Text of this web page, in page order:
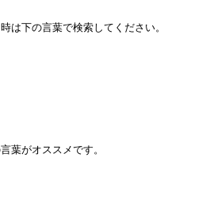
は下の言葉で検索してください。
葉がオススメです。